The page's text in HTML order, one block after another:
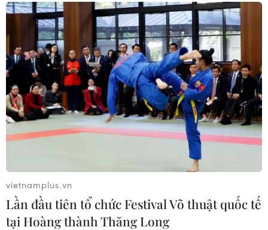
khách hàng nói rằng bà bị ung thư buồng trứng sau khi
dùng sản phẩm của hãng.
vietnamplus.vn
Lần đầu tiên tổ chức Festival Võ thuật quốc tế
tại Hoàng thành Thăng Long